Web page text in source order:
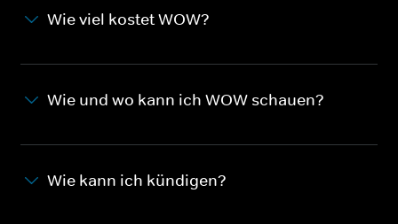
Wie viel kostet WOW?
Wie und wo kann ich WOW schauen?
Wie kann ich kündigen?